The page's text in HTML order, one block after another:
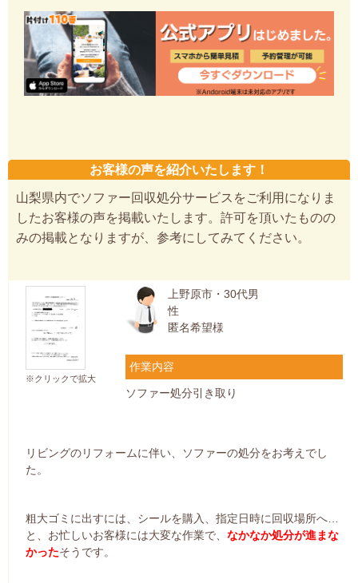
お客様の声を紹介いたします！
山梨県内でソファー回収処分サービスをご利用になりま
したお客様の声を掲載いたします。許可を頂いたものの
みの掲載となりますが、参考にしてみてください。
※クリックで拡大
上野原市・30代男
性
匿名希望様
作業内容
ソファー処分引き取り
リビングのリフォームに伴い、ソファーの処分をお考えでし
た。
粗大ゴミに出すには、シールを購入、指定日時に回収場所へ…
と、お忙しいお客様には大変な作業で、 なかなか処分が進まな
かったそうです。